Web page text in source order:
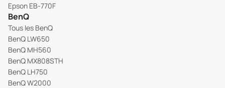
Epson EB-770F
BenQ
Tous les BenQ
BenQ LW650
BenQ MH560
BenQ MX808STH
BenQ LH750
BenQ W2000